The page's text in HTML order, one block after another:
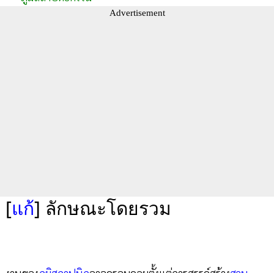
Advertisement
[แก้] ลักษณะโดยรวม